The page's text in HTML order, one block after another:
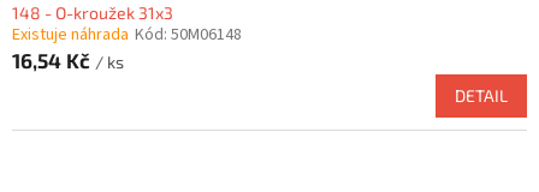
148 - O-kroužek 31x3
Existuje náhrada Kód: 50M06148
16,54 Kč / ks
DETAIL